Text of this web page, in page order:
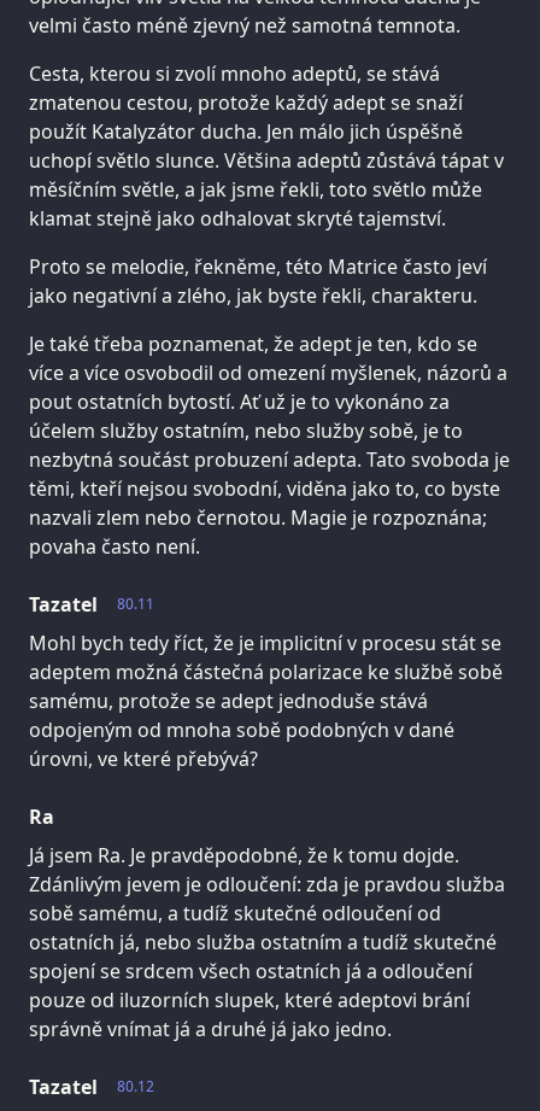
velmi často méně zjevný než samotná temnota.
Cesta, kterou si zvolí mnoho adeptů, se stává
zmatenou cestou, protože každý adept se snaží
použít Katalyzátor ducha. Jen málo jich úspěšně
uchopí světlo slunce. Většina adeptů zůstává tápat v
měsíčním světle, a jak jsme řekli, toto světlo může
klamat stejně jako odhalovat skryté tajemství.
Proto se melodie, řekněme, této Matrice často jeví
jako negativní a zlého, jak byste řekli, charakteru.
Je také třeba poznamenat, že adept je ten, kdo se
více a více osvobodil od omezení myšlenek, názorů a
pout ostatních bytostí. Ať už je to vykonáno za
účelem služby ostatním, nebo služby sobě, je to
nezbytná součást probuzení adepta. Tato svoboda je
těmi, kteří nejsou svobodní, viděna jako to, co byste
nazvali zlem nebo černotou. Magie je rozpoznána;
povaha často není.
80.11
Tazatel
Mohl bych tedy říct, že je implicitní v procesu stát se
adeptem možná částečná polarizace ke službě sobě
samému, protože se adept jednoduše stává
odpojeným od mnoha sobě podobných v dané
úrovni, ve které přebývá?
Ra
Já jsem Ra. Je pravděpodobné, že k tomu dojde.
Zdánlivým jevem je odloučení: zda je pravdou služba
sobě samému, a tudíž skutečné odloučení od
ostatních já, nebo služba ostatním a tudíž skutečné
spojení se srdcem všech ostatních já a odloučení
pouze od iluzorních slupek, které adeptovi brání
správně vnímat já a druhé já jako jedno.
80.12
Tazatel